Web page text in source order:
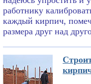
работнику
каждый кирпич,
размера друг над